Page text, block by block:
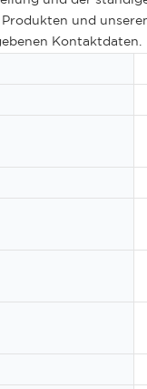
und
Kontaktdaten.